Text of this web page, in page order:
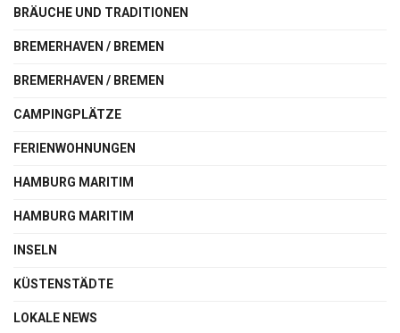
BRÄUCHE UND TRADITIONEN
BREMERHAVEN / BREMEN
BREMERHAVEN / BREMEN
CAMPINGPLÄTZE
FERIENWOHNUNGEN
HAMBURG MARITIM
HAMBURG MARITIM
INSELN
KÜSTENSTÄDTE
LOKALE NEWS